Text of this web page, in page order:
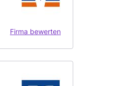
Firma bewerten